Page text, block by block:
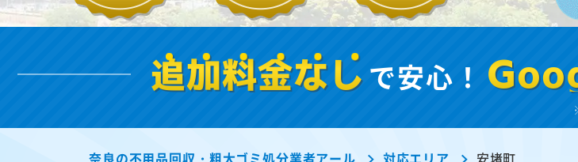
追加料金なし で安心！
奈良の不用品回収・粗大ゴミ処分業者アール 対応エリア 安堵町